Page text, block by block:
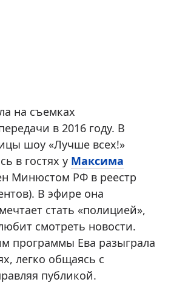
на съемках
в 2016 году. В
шоу «Лучше всех!»
в гостях у Максима
Минюстом РФ в реестр
В эфире она
стать «полицией»,
смотреть новости.
программы Ева разыграла
легко общаясь с
публикой.